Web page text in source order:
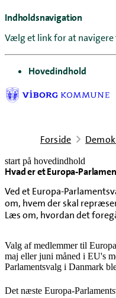
Indholdsnavigation
Vælg et link for at
gå til
Hovedindhold
Forside
start på hovedindhold
Hvad er et Europa-
Ved et Europa-
om, hvem der skal
Læs om, hvordan det
senest opdateret 3. marts 2026
Valg af medlemmer til
maj eller juni måned i EU's
Parlamentsvalg i Danmark
Det næste Europa-